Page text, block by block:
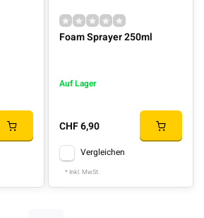
Foam Sprayer 250ml
Auf Lager
CHF 6,90
Vergleichen
* Inkl. MwSt.